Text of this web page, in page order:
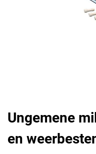
Ungemene
en